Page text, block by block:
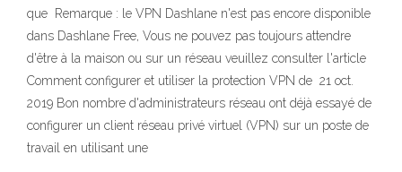
que Remarque : le VPN Dashlane n'est pas encore disponible
dans Dashlane Free, Vous ne pouvez pas toujours attendre
d'être à la maison ou sur un réseau veuillez consulter l'article
Comment configurer et utiliser la protection VPN de 21 oct.
2019 Bon nombre d'administrateurs réseau ont déjà essayé de
configurer un client réseau privé virtuel (VPN) sur un poste de
travail en utilisant une